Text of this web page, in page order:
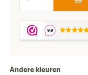
Loft
daybed
sooty
aantal
Andere kleuren